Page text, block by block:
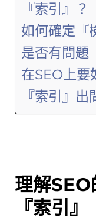
『索引』？
如何確定『
是否有問題
在SEO上要
『索引』出
理解
『索引』